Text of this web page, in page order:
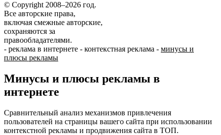
© Copyright 2008–2026 год.
Все авторские права,
включая смежные авторские,
сохраняются за
правообладателями.
- реклама в интернете - контекстная реклама - минусы и
плюсы рекламы
Минусы и плюсы рекламы в
интернете
Сравнительный анализ механизмов привлечения
пользователей на страницы вашего сайта при использовании
контекстной рекламы и продвижения сайта в ТОП.